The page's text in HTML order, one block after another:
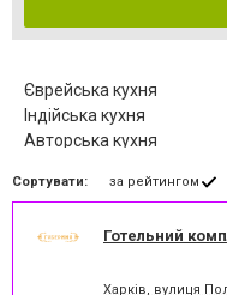
Єврейська кухня
Індійська кухня
Авторська кухня
Гриль кухня
Кавказька кухня
Сортувати: за рейтингом
Готельний
Харків, вулиця